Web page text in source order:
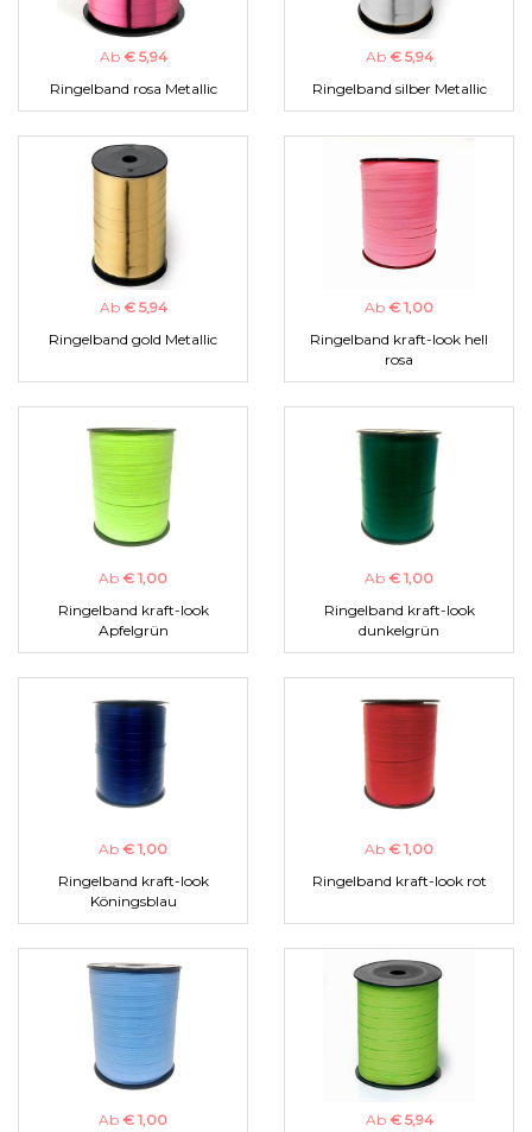
Ab € 5,94
Ringelband rosa Metallic
Ab € 5,94
Ringelband silber Metallic
Ab € 5,94
Ringelband gold Metallic
Ab € 1,00
Ringelband kraft-look hell
rosa
Ab € 1,00
Ringelband kraft-look
Apfelgrün
Ab € 1,00
Ringelband kraft-look
dunkelgrün
Ab € 1,00
Ringelband kraft-look
Köningsblau
Ab € 1,00
Ringelband kraft-look rot
Ab € 1,00 Ab € 5,94